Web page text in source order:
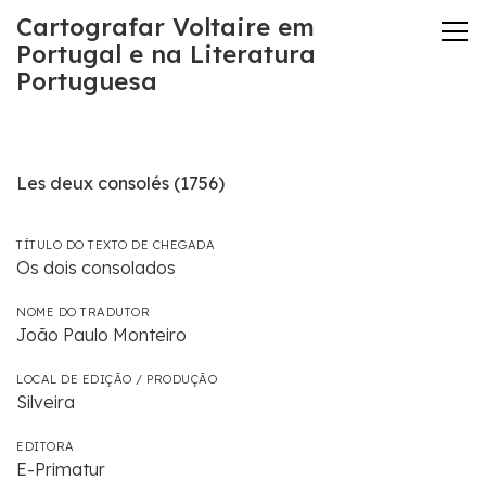
Cartografar Voltaire em
Portugal e na Literatura
Portuguesa
Les deux consolés (1756)
TÍTULO DO TEXTO DE CHEGADA
Os dois consolados
NOME DO TRADUTOR
João Paulo Monteiro
LOCAL DE EDIÇÃO / PRODUÇÃO
Silveira
EDITORA
E-Primatur